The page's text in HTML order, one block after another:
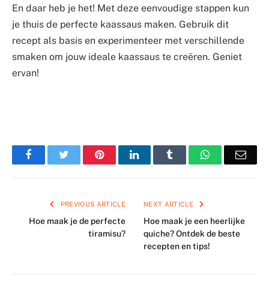
En daar heb je het! Met deze eenvoudige stappen kun
je thuis de perfecte kaassaus maken. Gebruik dit
recept als basis en experimenteer met verschillende
smaken om jouw ideale kaassaus te creëren. Geniet
ervan!
FacebookTwitter PinterestLinkedIn Tumblr WhatsApp
PREVIOUS ARTICLE
Hoe maak je de perfecte
tiramisu?
NEXT ARTICLE
Hoe maak je een heerlijke
quiche? Ontdek de beste
recepten en tips!